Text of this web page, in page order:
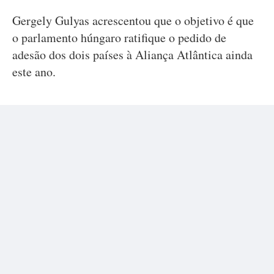
Gergely Gulyas acrescentou que o objetivo é que
o parlamento húngaro ratifique o pedido de
adesão dos dois países à Aliança Atlântica ainda
este ano.